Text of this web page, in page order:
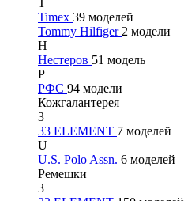
T
Timex 39 моделей
Tommy Hilfiger 2 модели
Н
Нестеров 51 модель
Р
РФС 94 модели
Кожгалантерея
3
33 ELEMENT 7 моделей
U
U.S. Polo Assn. 6 моделей
Ремешки
3